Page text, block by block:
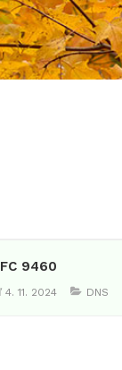
9460
4. 11. 2024 DNS